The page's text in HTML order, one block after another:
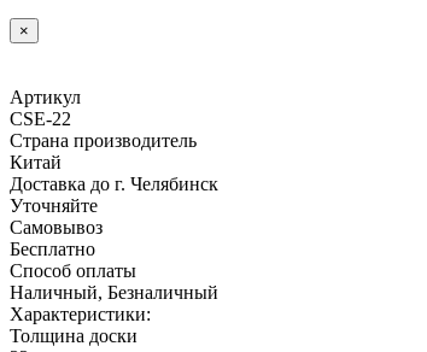
×
Артикул
CSE-22
Страна производитель
Китай
Доставка до г. Челябинск
Уточняйте
Самовывоз
Бесплатно
Способ оплаты
Наличный, Безналичный
Характеристики:
Толщина доски